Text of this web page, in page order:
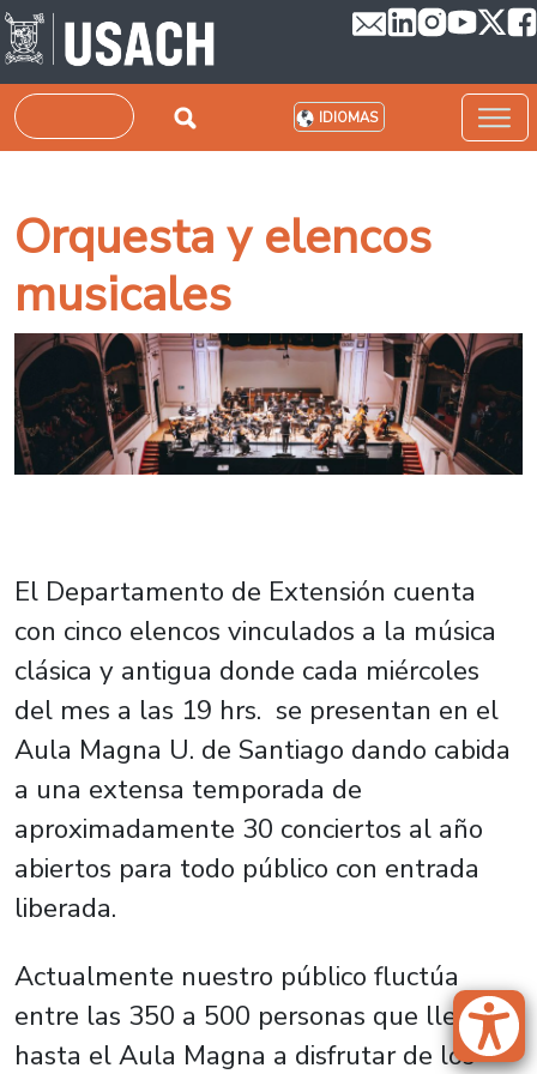
Pasar al contenido principal
Buscar IDIOMAS
Orquesta y elencos
musicales
El Departamento de Extensión cuenta
con cinco elencos vinculados a la música
clásica y antigua donde cada miércoles
del mes a las 19 hrs. se presentan en el
Aula Magna U. de Santiago dando cabida
a una extensa temporada de
aproximadamente 30 conciertos al año
abiertos para todo público con entrada
liberada.
Actualmente nuestro público fluctúa
entre las 350 a 500 personas que llegan
hasta el Aula Magna a disfrutar de los